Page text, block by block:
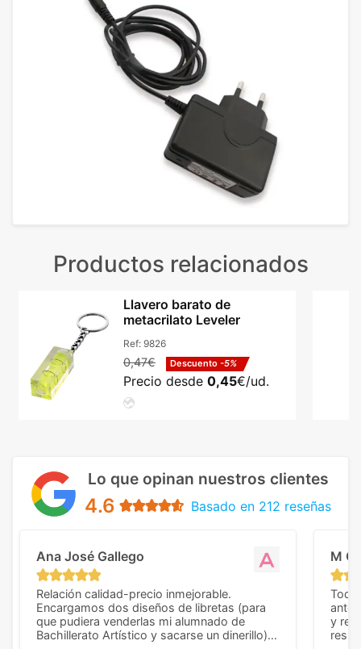
Productos relacionados
Llavero barato de
metacrilato Leveler
Ref: 9826
0,47€ Descuento -5%
Precio desde 0,45€/ud.
Lo que opinan nuestros clientes
4.6 Basado en 212 reseñas
Ana José Gallego
Relación calidad-precio inmejorable.
Encargamos dos diseños de libretas (para
que pudiera venderlas mi alumnado de
Bachillerato Artístico y sacarse un dinerillo) y
M C
Todo
y